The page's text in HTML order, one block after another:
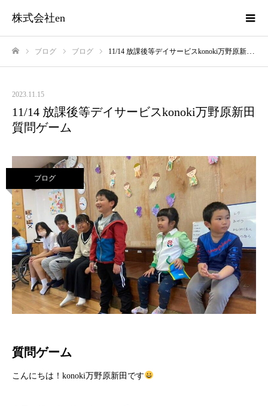
株式会社en
ブログ ブログ 11/14 放課後等デイサービスkonoki万野原新田 質問ゲーム
2023.11.15
11/14 放課後等デイサービスkonoki万野原新田
質問ゲーム
ブログ
質問ゲーム
こんにちは！konoki万野原新田です